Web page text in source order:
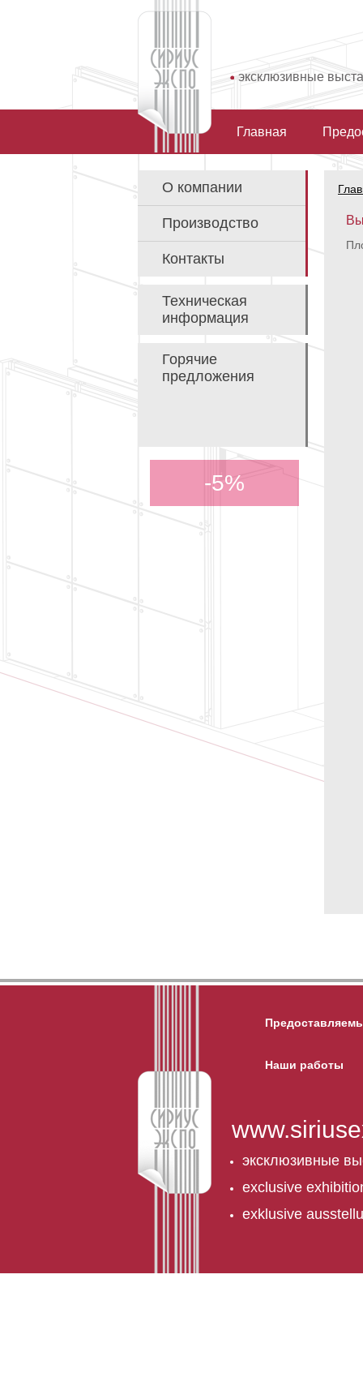
эксклюзивные
Главная
О компании
Производство
Контакты
Техническая
информация
Горячие
предложения
-5%
Наши работы
эксклюзивные
exclusive
exklusive